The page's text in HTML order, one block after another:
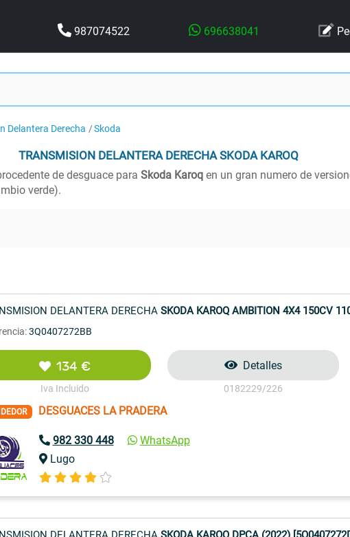
987074522 696638041
Delantera Derecha Skoda
TRANSMISION DELANTERA DERECHASKODA KAROQ
de desguace para Skoda Karoq en un gran numero de
verde).
DELANTERA DERECHA SKODA KAROQ AMBITION 4X4 150CV
3Q0407272BB
134 €
Iva Incluido
Detalles
0182229/226
DESGUACES LA PRADERA
982 330 448
WhatsApp
Lugo